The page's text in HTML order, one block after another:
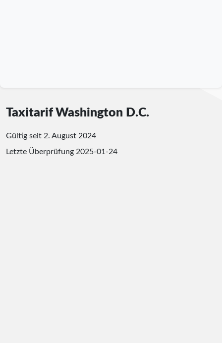
Taxitarif Washington D.C.
Gültig seit 2. August 2024
Letzte Überprüfung 2025-01-24